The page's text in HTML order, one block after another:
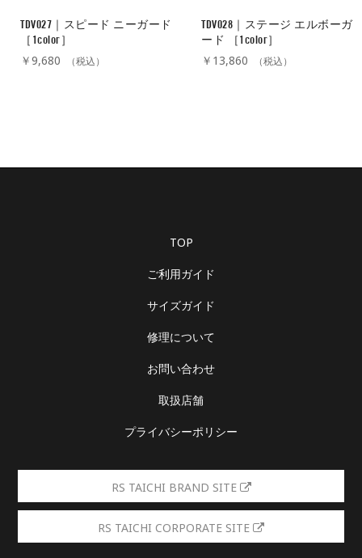
TDV027｜スピード ニーガード
［1color］
￥9,680 （税込）
TDV028｜ステージ エルボーガ
ード ［1color］
￥13,860 （税込）
TOP
ご利用ガイド
サイズガイド
修理について
お問い合わせ
取扱店舗
プライバシーポリシー
RS TAICHI BRAND SITE
RS TAICHI CORPORATE SITE